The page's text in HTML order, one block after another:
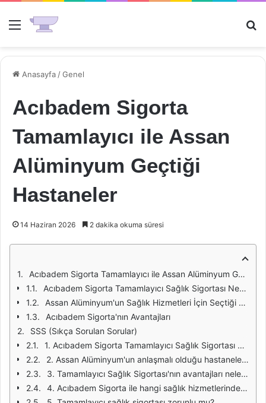
Menü
Anasayfa /Genel
Acıbadem Sigorta
Tamamlayıcı ile Assan
Alüminyum Geçtiği
Hastaneler
14 Haziran 2026 2 dakika okuma süresi
Acıbadem Sigorta Tamamlayıcı ile Assan Alüminyum Geçtiği Hastaneler
Acıbadem Sigorta Tamamlayıcı Sağlık Sigortası Nedir?
Assan Alüminyum'un Sağlık Hizmetleri İçin Seçtiği Hastaneler
Acıbadem Sigorta'nın Avantajları
SSS (Sıkça Sorulan Sorular)
1. Acıbadem Sigorta Tamamlayıcı Sağlık Sigortası nedir?
2. Assan Alüminyum'un anlaşmalı olduğu hastaneler hangileridir?
3. Tamamlayıcı Sağlık Sigortası'nın avantajları nelerdir?
4. Acıbadem Sigorta ile hangi sağlık hizmetlerinden yararlanabilirim?